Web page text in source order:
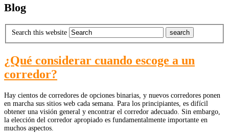
Blog
Search this website
¿Qué considerar cuando escoge a un
corredor?
Hay cientos de corredores de opciones binarias, y nuevos corredores ponen
en marcha sus sitios web cada semana. Para los principiantes, es difícil
obtener una visión general y encontrar el corredor adecuado. Sin embargo,
la elección del corredor apropiado es fundamentalmente importante en
muchos aspectos.